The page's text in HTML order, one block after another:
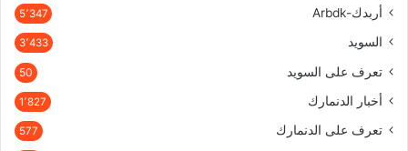
أربدك-Arbdk 5٬347
السويد 3٬433
تعرف على السويد 50
أخبار الدنمارك 1٬827
تعرف على الدنمارك 577